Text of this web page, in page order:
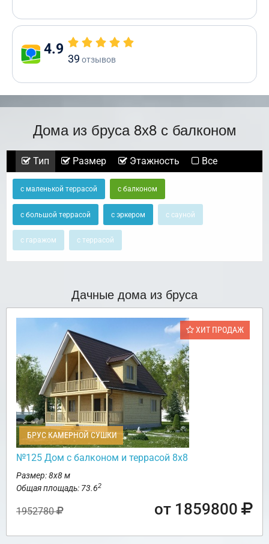
4.9
39 отзывов
Дома из бруса 8х8 с балконом
Тип Размер Этажность Все
с маленькой террасой с балконом
с большой террасой с эркером с сауной
с гаражом с террасой
Дачные дома из бруса
ХИТ ПРОДАЖ
БРУС КАМЕРНОЙ СУШКИ
№125 Дом с балконом и террасой 8х8
Размер: 8х8 м
Общая площадь: 73.62
1952780 от 1859800